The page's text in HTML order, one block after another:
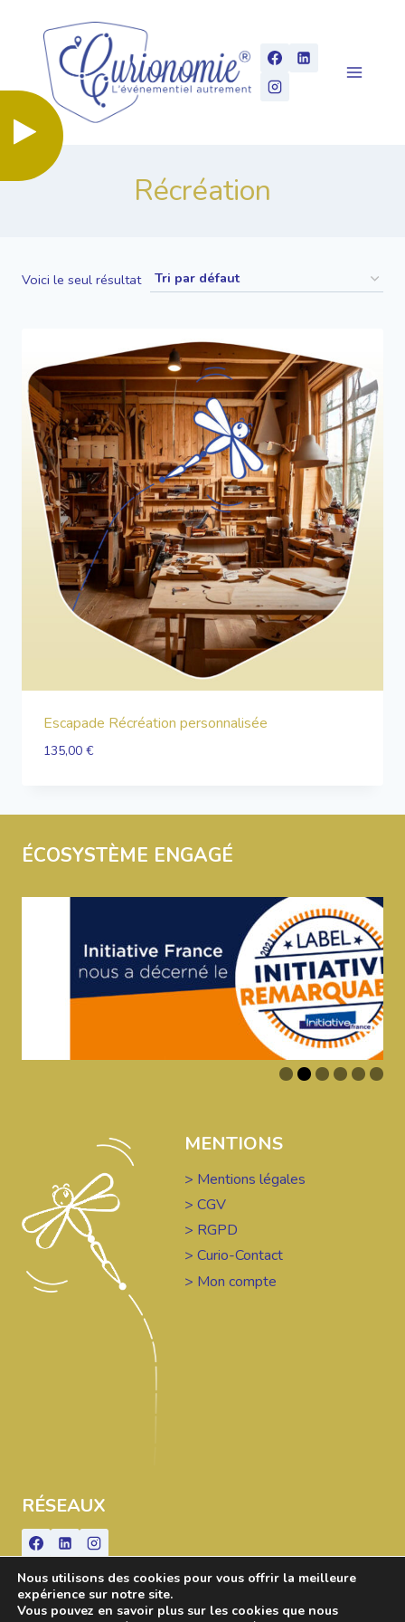
contenu
Récréation
Voici le seul résultat
Escapade Récréation personnalisée
135,00 €
ÉCOSYSTÈME ENGAGÉ
MENTIONS
> Mentions légales
> CGV
> RGPD
> Curio-Contact
> Mon compte
RÉSEAUX
Nous utilisons des cookies pour vous offrir la meilleure
expérience sur notre site.
Vous pouvez en savoir plus sur les cookies que nous